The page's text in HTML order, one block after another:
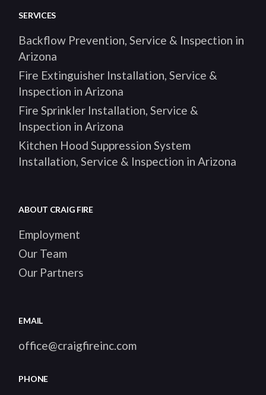
SERVICES
Backflow Prevention, Service & Inspection in
Arizona
Fire Extinguisher Installation, Service &
Inspection in Arizona
Fire Sprinkler Installation, Service &
Inspection in Arizona
Kitchen Hood Suppression System
Installation, Service & Inspection in Arizona
ABOUT CRAIG FIRE
Employment
Our Team
Our Partners
EMAIL
office@craigfireinc.com
PHONE